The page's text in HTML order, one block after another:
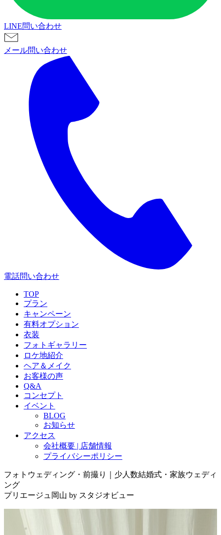
LINE問い合わせ
メール問い合わせ
電話問い合わせ
TOP
プラン
キャンペーン
有料オプション
衣装
フォトギャラリー
ロケ地紹介
ヘア＆メイク
お客様の声
Q&A
コンセプト
イベント
BLOG
お知らせ
アクセス
会社概要 | 店舗情報
プライバシーポリシー
フォトウェディング・前撮り｜少人数結婚式・家族ウェディ
ング
プリエージュ岡山 by スタジオビュー